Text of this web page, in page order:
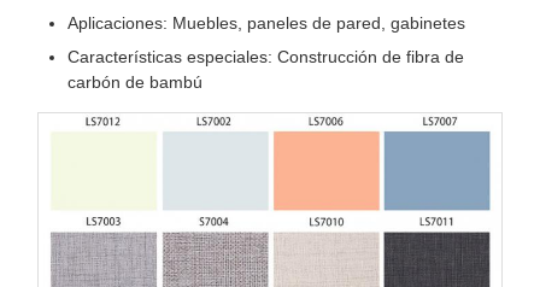
Aplicaciones: Muebles, paneles de pared, gabinetes
Características especiales: Construcción de fibra de
carbón de bambú